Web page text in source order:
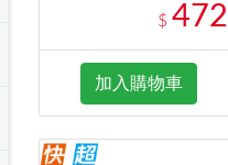
$ 472
加入購物車